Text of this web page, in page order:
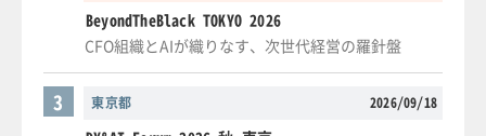
BeyondTheBlack TOKYO 2026
CFO組織とAIが織りなす、次世代経営の羅針盤
東京都 2026/09/18
3